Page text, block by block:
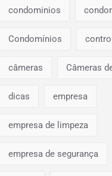
condominios
Condomínios
câmeras Câmeras
dicas empresa
empresa de limpeza
empresa de segurança